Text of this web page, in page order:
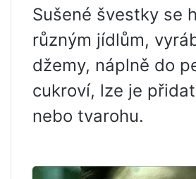
Sušené švestky se
různým jídlům,
džemy, náplně do
cukroví, lze je
nebo tvarohu.